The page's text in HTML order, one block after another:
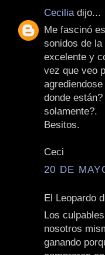
Cecilia dijo...
Me fascinó
sonidos de
excelente y
vez que veo
donde
solamente?.
Besitos.
Ceci
20 DE
El Leopardo
Los
nosotros
ganando